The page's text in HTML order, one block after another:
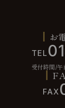
お
TEL
受付時間/午
FAX